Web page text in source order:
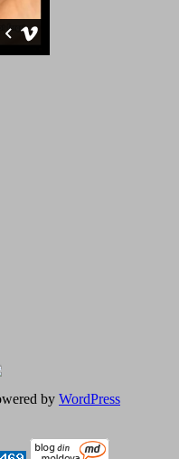
by WordPress